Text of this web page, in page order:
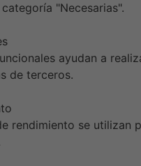
"Necesarias".
ayudan a
de terceros.
rendimiento se utilizan